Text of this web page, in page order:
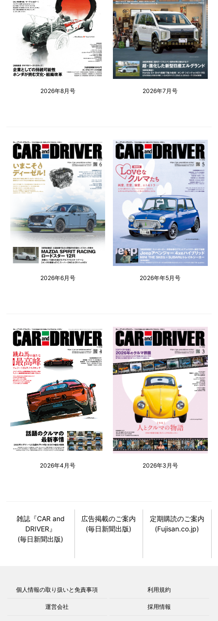
2026年8月号 2026年7月号
2026年6月号 2026年年5月号
2026年4月号 2026年3月号
雑誌『CAR and
DRIVER』
(毎日新聞出版)
広告掲載のご案内
(毎日新聞出版)
定期購読のご案内
(Fujisan.co.jp)
個人情報の取り扱いと免責事項 利用規約
運営会社 採用情報